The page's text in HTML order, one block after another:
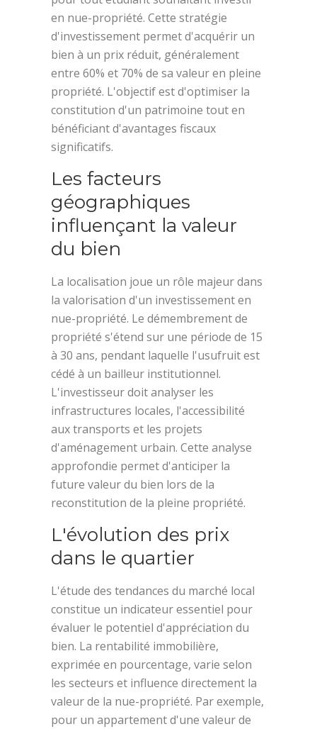
en nue-propriété. Cette stratégie
d'investissement permet d'acquérir un
bien à un prix réduit, généralement
entre 60% et 70% de sa valeur en pleine
propriété. L'objectif est d'optimiser la
constitution d'un patrimoine tout en
bénéficiant d'avantages fiscaux
significatifs.
Les facteurs
géographiques
influençant la valeur
du bien
La localisation joue un rôle majeur dans
la valorisation d'un investissement en
nue-propriété. Le démembrement de
propriété s'étend sur une période de 15
à 30 ans, pendant laquelle l'usufruit est
cédé à un bailleur institutionnel.
L'investisseur doit analyser les
infrastructures locales, l'accessibilité
aux transports et les projets
d'aménagement urbain. Cette analyse
approfondie permet d'anticiper la
future valeur du bien lors de la
reconstitution de la pleine propriété.
L'évolution des prix
dans le quartier
L'étude des tendances du marché local
constitue un indicateur essentiel pour
évaluer le potentiel d'appréciation du
bien. La rentabilité immobilière,
exprimée en pourcentage, varie selon
les secteurs et influence directement la
valeur de la nue-propriété. Par exemple,
pour un appartement d'une valeur de